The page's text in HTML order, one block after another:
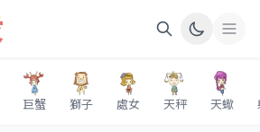
巨蟹 獅子 處女 天秤 天蠍